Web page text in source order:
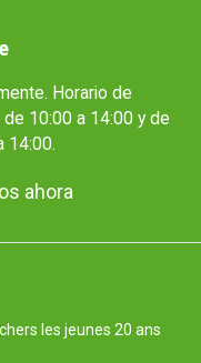
Horario de
10:00 a 14:00 y de
14:00.
ahora
les jeunes 20 ans